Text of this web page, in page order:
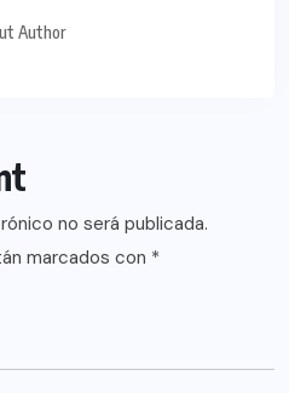
Author
no será publicada.
marcados con *